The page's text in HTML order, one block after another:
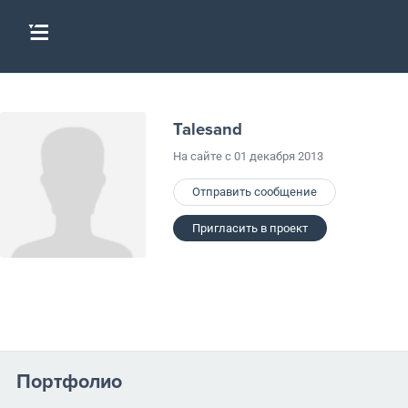
Talesand
На сайте с 01 декабря 2013
Отправить сообщение
Пригласить в проект
Портфолио